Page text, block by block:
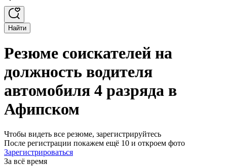
Найти
Резюме соискателей на
должность водителя
автомобиля 4 разряда в
Афипском
Чтобы видеть все резюме, зарегистрируйтесь
После регистрации покажем ещё 10 и откроем фото
Зарегистрироваться
За всё время